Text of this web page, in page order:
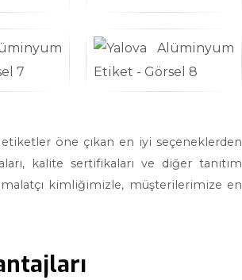
öne çıkan en iyi seçeneklerden
kalite sertifikaları ve diğer tanıtım
kimliğimizle, müşterilerimize en